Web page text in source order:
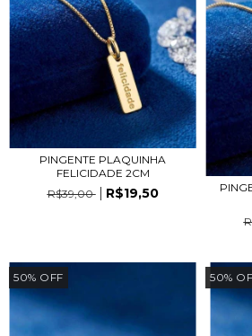
PINGENTE PLAQUINHA
FELICIDADE 2CM
R$39,00
R$19,50
50% OFF 50%